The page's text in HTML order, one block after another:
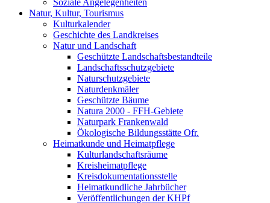
Soziale Angelegenheiten
Natur, Kultur, Tourismus
Kulturkalender
Geschichte des Landkreises
Natur und Landschaft
Geschützte Landschaftsbestandteile
Landschaftsschutzgebiete
Naturschutzgebiete
Naturdenkmäler
Geschützte Bäume
Natura 2000 - FFH-Gebiete
Naturpark Frankenwald
Ökologische Bildungsstätte Ofr.
Heimatkunde und Heimatpflege
Kulturlandschaftsräume
Kreisheimatpflege
Kreisdokumentationsstelle
Heimatkundliche Jahrbücher
Veröffentlichungen der KHPf